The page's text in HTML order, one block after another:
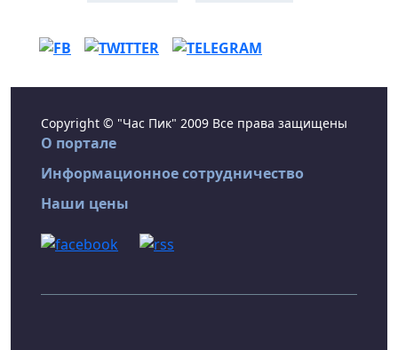
Copyright © "Час Пик" 2009 Все права защищены
О портале
Информационное сотрудничество
Наши цены